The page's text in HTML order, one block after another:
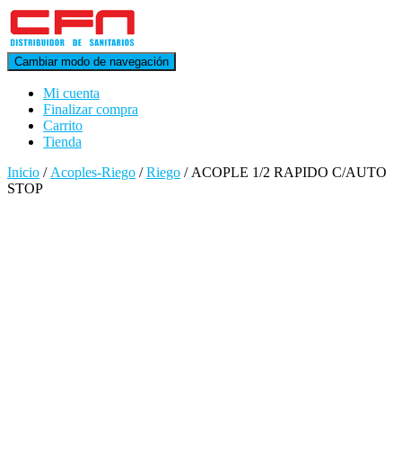
Cambiar modo de navegación
Mi cuenta
Finalizar compra
Carrito
Tienda
Inicio / Acoples-Riego /Riego / ACOPLE 1/2 RAPIDO C/AUTO
STOP